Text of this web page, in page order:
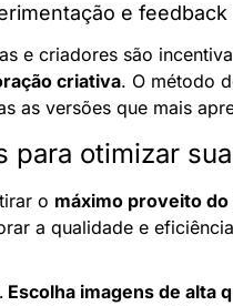
e feedback
criativa. O método
as versões que mais
para otimizar
o máximo proveito do
a qualidade e
Escolha imagens de alta